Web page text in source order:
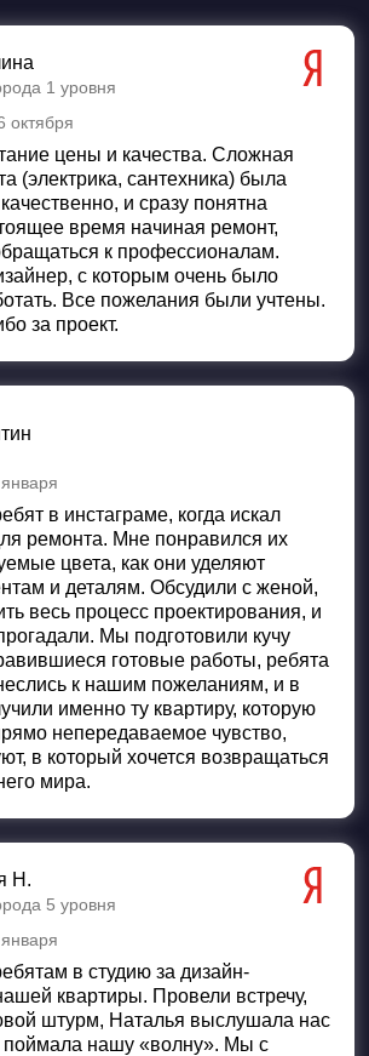
1 уровня
5 из 5
октября
цены и качества. Сложная
(электрика, сантехника) была
и сразу понятна
время начиная ремонт,
к профессионалам.
с которым очень было
Все пожелания были учтены.
за проект.
5из 5
в инстаграме, когда искал
ремонта. Мне понравился их
цвета, как они уделяют
и деталям. Обсудили с женой,
весь процесс проектирования, и
Мы подготовили кучу
готовые работы, ребята
к нашим пожеланиям, и в
именно ту квартиру, которую
непередаваемое чувство,
в который хочется возвращаться
мира.
Н.
5 уровня
5из 5
в студию за дизайн-
квартиры. Провели встречу,
штурм, Наталья выслушала нас
поймала нашу «волну». Мы с